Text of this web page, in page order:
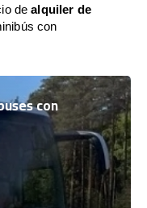
dealquiler de
con
con